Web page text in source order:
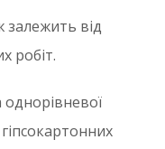
залежить від
робіт.
однорівневої